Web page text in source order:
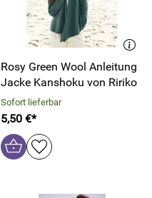
Rosy Green Wool Anleitung
Jacke Kanshoku von Ririko
Sofort lieferbar
5,50 €*